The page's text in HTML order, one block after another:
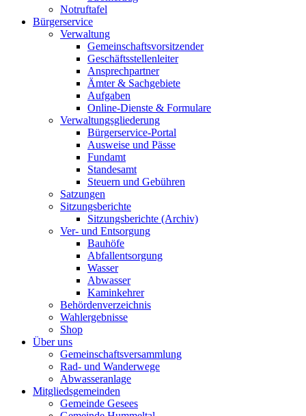
Notruftafel
Bürgerservice
Verwaltung
Gemeinschaftsvorsitzender
Geschäftsstellenleiter
Ansprechpartner
Ämter & Sachgebiete
Aufgaben
Online-Dienste & Formulare
Verwaltungsgliederung
Bürgerservice-Portal
Ausweise und Pässe
Fundamt
Standesamt
Steuern und Gebühren
Satzungen
Sitzungsberichte
Sitzungsberichte (Archiv)
Ver- und Entsorgung
Bauhöfe
Abfallentsorgung
Wasser
Abwasser
Kaminkehrer
Behördenverzeichnis
Wahlergebnisse
Shop
Über uns
Gemeinschaftsversammlung
Rad- und Wanderwege
Abwasseranlage
Mitgliedsgemeinden
Gemeinde Gesees